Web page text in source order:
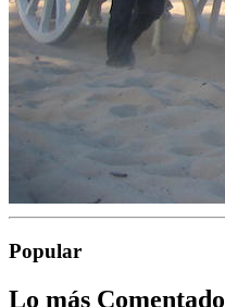
Popular
Lo más Comentado